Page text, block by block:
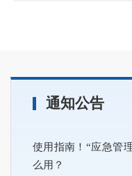
通知公告
使用指南！“应急管
么用？